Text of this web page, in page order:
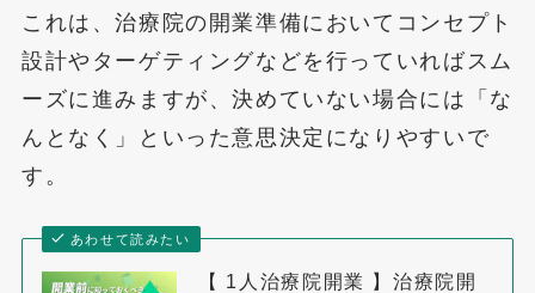
これは、治療院の開業準備においてコンセプト
設計やターゲティングなどを行っていればスム
ーズに進みますが、決めていない場合には「な
んとなく」といった意思決定になりやすいで
す。
あわせて読みたい
【 1人治療院開業 】治療院開